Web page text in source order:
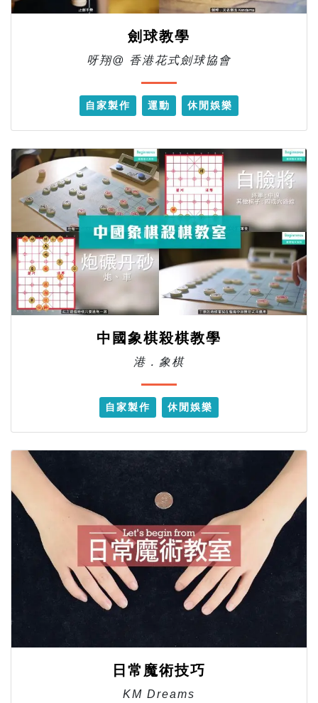
劍球教學
呀翔@ 香港花式劍球協會
自家製作 運動 休閒娛樂
中國象棋殺棋教學
港．象棋
自家製作 休閒娛樂
日常魔術技巧
KM Dreams